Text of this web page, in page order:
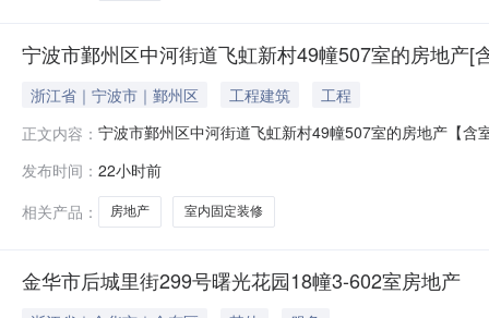
宁波市鄞州区中河街道飞虹新村49幢507室的房地产[
浙江省｜宁波市｜鄞州区 工程建筑
工程
正文内容： 宁波市鄞州区中河街道飞虹新村49幢507室的房地产【
定书；2.不动产信息查询结果复印件。拍品所有人被执
发布时间： 22小时前
相关产品：
房地产 室内固定装修
金华市后城里街299号曙光花园18幢3-602室房地产